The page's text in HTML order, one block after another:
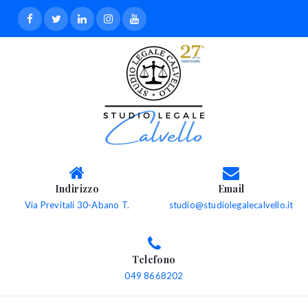
Indirizzo
Via Previtali 30-Abano T.
Email
studio@studiolegalecalvello.it
Telefono
049 8668202